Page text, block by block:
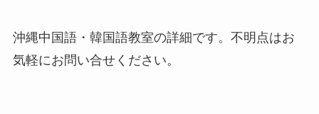
沖縄中国語・韓国語教室の詳細です。不明点はお
気軽にお問い合せください。